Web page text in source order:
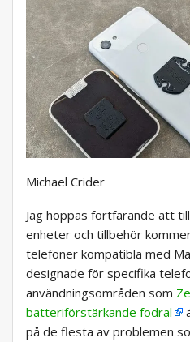
Michael Crider
Jag hoppas fortfarande att
enheter och tillbehör
telefoner kompatibla med
designade för specifika
användningsområden som
batteriförstärkande fodral
på de flesta av problemen